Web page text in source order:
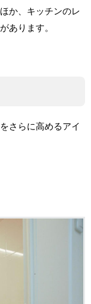
か、キッチンのレ
あります。
さらに高めるアイ